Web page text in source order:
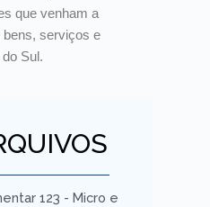
que venham a
bens, serviços e
Sul.
123 - Micro e